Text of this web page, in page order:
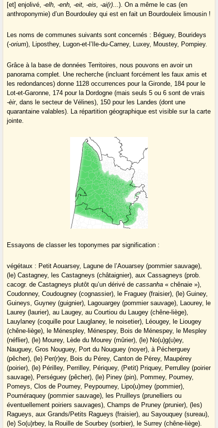
[et] enjolivé,-elh, -enh, -eit, -eis, -ai(r)...). On a même le cas (en
anthroponymie) d’un Bourdouley qui est en fait un Bourdouleix limousin !
Les noms de communes suivants sont concernés : Béguey, Bourideys
(-orium), Liposthey, Lugon-et-l’Ile-du-Carney, Luxey, Moustey, Pompiey.
Grâce à la base de données Territoires, nous pouvons en avoir un
panorama complet. Une recherche (incluant forcément les faux amis et
les redondances) donne 1128 occurrences pour la Gironde, 184 pour le
Lot-et-Garonne, 174 pour la Dordogne (mais seuls 5 ou 6 sont de vrais
-èir, dans le secteur de Vélines), 150 pour les Landes (dont une
quarantaine valables). La répartition géographique est visible sur la carte
jointe.
Essayons de classer les toponymes par signification :
végétaux : Petit Aouarsey, Lagune de l’Aouarsey (pommier sauvage),
(le) Castagney, les Castagneys (châtaignier), aux Cassagneys (prob.
cacogr. de Castagneys plutôt qu’un dérivé decassanha « chênaie »),
Coudonney, Coudougney (cognassier), le Fraguey (fraisier), (le) Guiney,
Guineys, Guyney (guignier), Lagouargey (pommier sauvage), Laourey, le
Laurey (laurier), au Laugey, au Courtiou du Laugey (chêne-liège),
Lauylaney (coquille pour Lauglaney, le noisetier), Léougey, le Liougey
(chêne-liège), le Ménespley, Ménespey, Bois de Ménespey, le Mespley
(néflier), (le) Mourey, Lède du Mourey (mûrier), (le) No(u)g(u)ey,
Nauguey, Gros Nouguey, Port du Nouguey (noyer), à Pécherguey
(pêcher), (le) Per(r)ey, Bois du Pérey, Canton de Pérey, Maupérey
(poirier), (le) Périlley, Perrilley, Périquey, (Petit) Priquey, Perrulley (poirier
sauvage), Perséguey (pêcher), (le) Piney (pin), Pommey, Poumey,
Pomeys, Clos de Poumey, Peypoumey, Lipo(u)mey (pommier),
Pouméraquey (pommier sauvage), les Pruilleys (prunelliers ou
éventuellement poiriers sauvages), Champs de Pruney (prunier), (les)
Ragueys, aux Grands/Petits Ragueys (fraisier), au Sayouquey (sureau),
(le) So(u)rbey, la Rouille de Sourbey (sorbier), le Surrey (chêne-liège).